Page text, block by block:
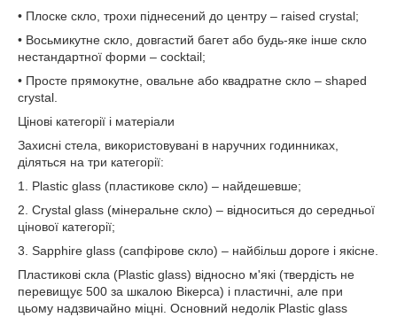
• Плоске скло, трохи піднесений до центру – raised crуstal;
• Восьмикутне скло, довгастий багет або будь-яке інше скло
нестандартної форми – cоcktail;
• Просте прямокутне, овальне або квадратне скло – shaped
crуstal.
Цінові категорії і матеріали
Захисні стела, використовувані в наручних годинниках,
діляться на три категорії:
1. Plastic glass (пластикове скло) – найдешевше;
2. Crystal glass (мінеральне скло) – відноситься до середньої
цінової категорії;
3. Sapphire glass (сапфірове скло) – найбільш дороге і якісне.
Пластикові скла (Plastic glass) відносно м'які (твердість не
перевищує 500 за шкалою Вікерса) і пластичні, але при
цьому надзвичайно міцні. Основний недолік Plastic glass